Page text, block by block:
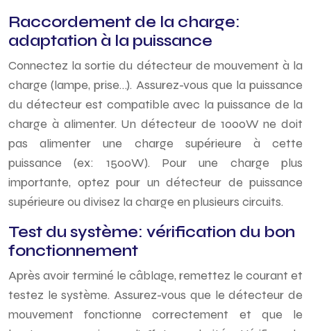
Raccordement de la charge:
adaptation à la puissance
Connectez la sortie du détecteur de mouvement à la
charge (lampe, prise…). Assurez-vous que la puissance
du détecteur est compatible avec la puissance de la
charge à alimenter. Un détecteur de 1000W ne doit
pas alimenter une charge supérieure à cette
puissance (ex: 1500W). Pour une charge plus
importante, optez pour un détecteur de puissance
supérieure ou divisez la charge en plusieurs circuits.
Test du système: vérification du bon
fonctionnement
Après avoir terminé le câblage, remettez le courant et
testez le système. Assurez-vous que le détecteur de
mouvement fonctionne correctement et que le